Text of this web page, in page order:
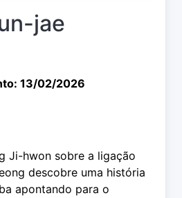
jae
13/02/2026
Ji-hwon sobre a ligação
descobre uma história
apontando para o